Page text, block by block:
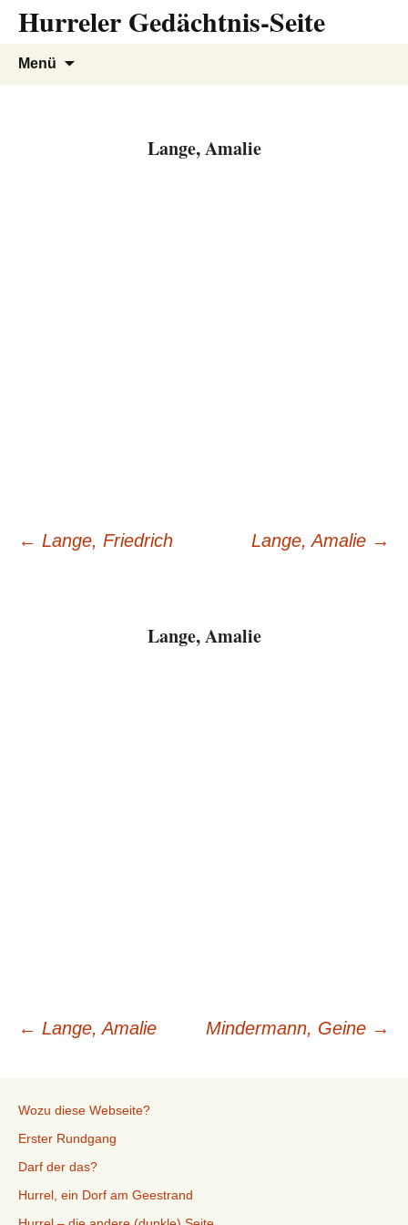
InhaltHurreler Gedächtnis-Seite
Menü
Lange, Amalie
Beitragsnavigation
← Lange, Friedrich Lange, Amalie →
Lange, Amalie
Beitragsnavigation
← Lange, Amalie Mindermann, Geine →
Wozu diese Webseite?
Erster Rundgang
Darf der das?
Hurrel, ein Dorf am Geestrand